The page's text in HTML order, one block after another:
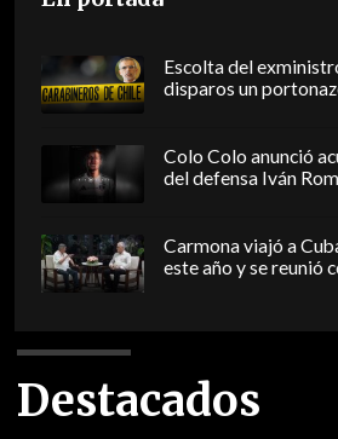
Escolta del
disparos un
Colo Colo anunció
del defensa Iván
Carmona viajó a
este año y se reunió
Destacados